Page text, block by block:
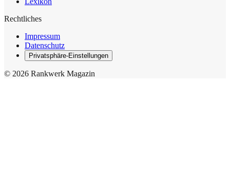
Rechtliches
Impressum
Datenschutz
Privatsphäre-Einstellungen
© 2026 Rankwerk Magazin